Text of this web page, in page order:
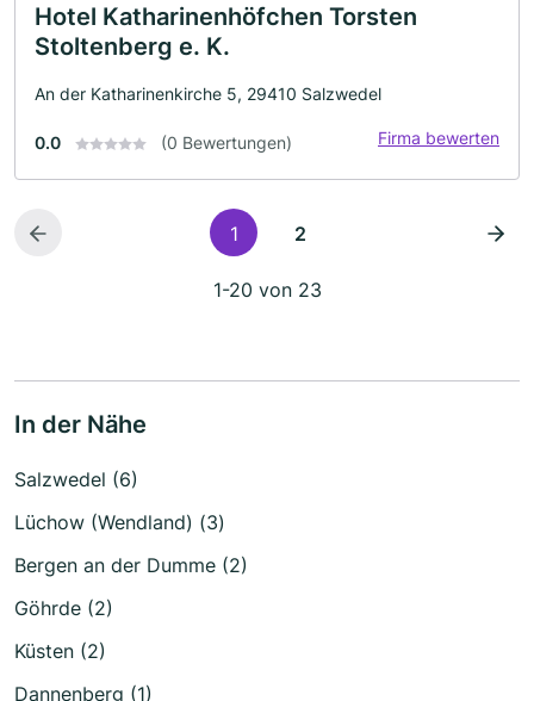
Hotel Katharinenhöfchen Torsten
Stoltenberg e. K.
An der Katharinenkirche 5, 29410 Salzwedel
0.0 (0 Bewertungen) Firma bewerten
1 2
1-20 von 23
In der Nähe
Salzwedel (6)
Lüchow (Wendland) (3)
Bergen an der Dumme (2)
Göhrde (2)
Küsten (2)
Dannenberg (1)